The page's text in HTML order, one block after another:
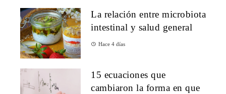
La relación entre microbiota
intestinal y salud general
Hace 4 días
15 ecuaciones que
cambiaron la forma en que